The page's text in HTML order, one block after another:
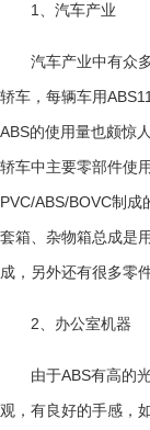
1 、汽车产业
汽车产业中有众
轿车，每辆车用
ABS的使用量也颇惊人
轿车中主要零部件使用
PVC/ABS/BOVC制成
套箱、杂物箱总成是
成，另外还有很多零
2、办公室机器
由于ABS有高的
观，有良好的手感，